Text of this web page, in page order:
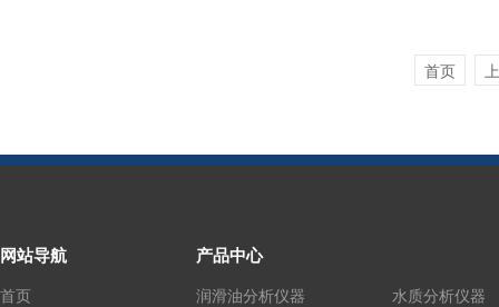
首页
网站导航
首页
产品中心
润滑油分析仪器
水质分析仪器